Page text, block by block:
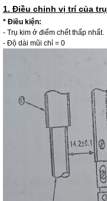
1. Điều chỉnh vị trí của
* Điều kiện:
- Trụ kim ở điểm chết thấp nhất.
- Độ dài mũi chỉ = 0